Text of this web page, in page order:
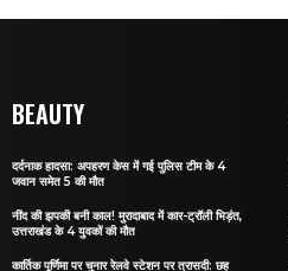
BEAUTY
दर्दनाक हादसा: अपहरण केस में गई पुलिस टीम के 4
जवान समेत 5 की मौत
नींद की झपकी बनी काल! मुरादाबाद में कार-ट्रॉली भिड़ंत,
उत्तराखंड के 4 युवकों की मौत
कार्तिक पूर्णिमा पर चुनार रेलवे स्टेशन पर त्रासदी: छह